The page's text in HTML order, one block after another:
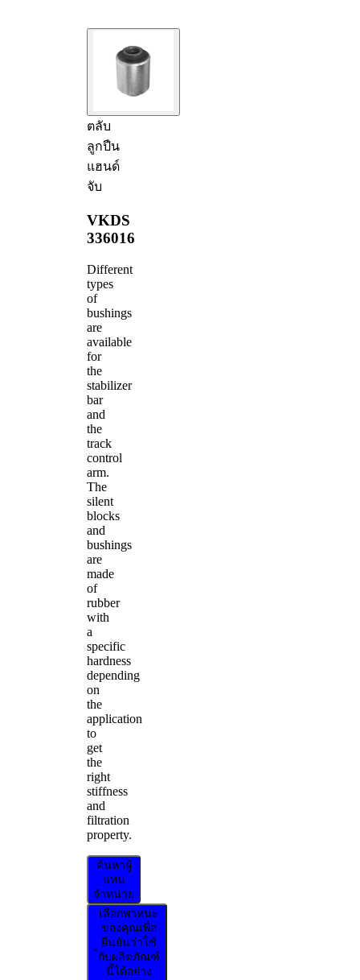
ตลับ
ลูกปืน
แฮนด์
จับ
VKDS
336016
Different
types
of
bushings
are
available
for
the
stabilizer
bar
and
the
track
control
arm.
The
silent
blocks
and
bushings
are
made
of
rubber
with
a
specific
hardness
depending
on
the
application
to
get
the
right
stiffness
and
filtration
property.
ค้นหาผู้
แทน
จำหน่าย
เลือกพาหนะ
ของคุณเพื่อ
ยืนยันว่าใช้
กับผลิตภัณฑ์
นี้ได้อย่าง